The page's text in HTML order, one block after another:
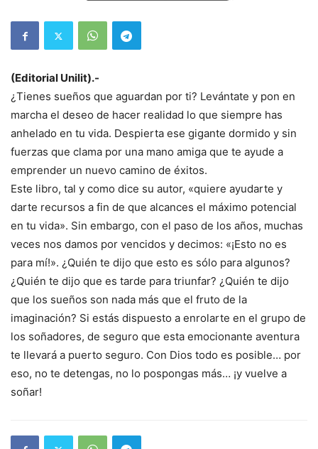
(Editorial Unilit).-
¿Tienes sueños que aguardan por ti? Levántate y pon en
marcha el deseo de hacer realidad lo que siempre has
anhelado en tu vida. Despierta ese gigante dormido y sin
fuerzas que clama por una mano amiga que te ayude a
emprender un nuevo camino de éxitos.
Este libro, tal y como dice su autor, «quiere ayudarte y
darte recursos a fin de que alcances el máximo potencial
en tu vida». Sin embargo, con el paso de los años, muchas
veces nos damos por vencidos y decimos: «¡Esto no es
para mí!». ¿Quién te dijo que esto es sólo para algunos?
¿Quién te dijo que es tarde para triunfar? ¿Quién te dijo
que los sueños son nada más que el fruto de la
imaginación? Si estás dispuesto a enrolarte en el grupo de
los soñadores, de seguro que esta emocionante aventura
te llevará a puerto seguro. Con Dios todo es posible… por
eso, no te detengas, no lo pospongas más… ¡y vuelve a
soñar!